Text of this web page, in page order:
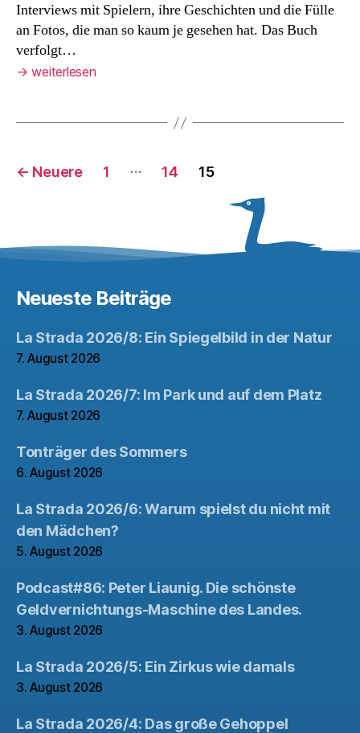
Interviews mit Spielern, ihre Geschichten und die Fülle
an Fotos, die man so kaum je gesehen hat. Das Buch
verfolgt…
→ weiterlesen
Seitennummerierung
← Neuere 1 … 14 15
Neueste Beiträge
La Strada 2026/8: Ein Spiegelbild in der Natur
7. August 2026
La Strada 2026/7: Im Park und auf dem Platz
7. August 2026
Tonträger des Sommers
6. August 2026
La Strada 2026/6: Warum spielst du nicht mit
den Mädchen?
5. August 2026
Podcast#86: Peter Liaunig. Die schönste
Geldvernichtungs-Maschine des Landes.
3. August 2026
La Strada 2026/5: Ein Zirkus wie damals
3. August 2026
La Strada 2026/4: Das große Gehoppel